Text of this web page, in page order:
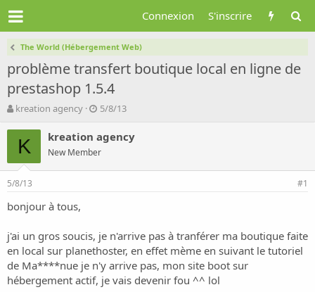
Connexion S'inscrire
The World (Hébergement Web)
problème transfert boutique local en ligne de
prestashop 1.5.4
A
t
r
d
l
d
i
c
u
kreation agency
D
t
e
d
e
t
5/8/13
K kreation agency
New Member
5/8/13 #1
bonjour à tous,
j'ai un gros soucis, je n'arrive pas à tranférer ma boutique faite
en local sur planethoster, en effet mème en suivant le tutoriel
de Ma****nue je n'y arrive pas, mon site boot sur
hébergement actif, je vais devenir fou ^^ lol